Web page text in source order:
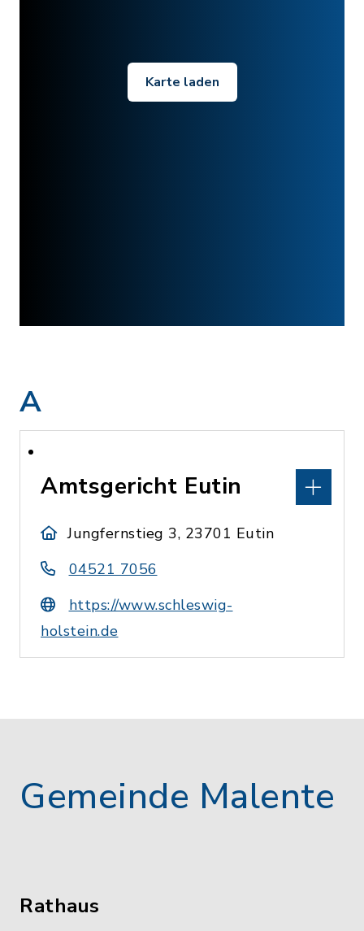
Karte laden
A
Amtsgericht Eutin
Jungfernstieg 3, 23701 Eutin
04521 7056
https://www.schleswig-
holstein.de
Gemeinde Malente
Rathaus